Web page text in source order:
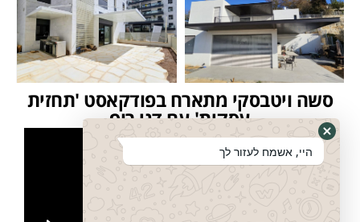
סשה ויטבסקי מתארח בפודקאסט 'תחזית
עסקית' עם דני רופ
היי, אשמח לעזור לך